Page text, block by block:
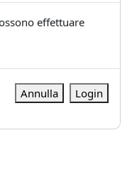
effettuare
Annulla Login